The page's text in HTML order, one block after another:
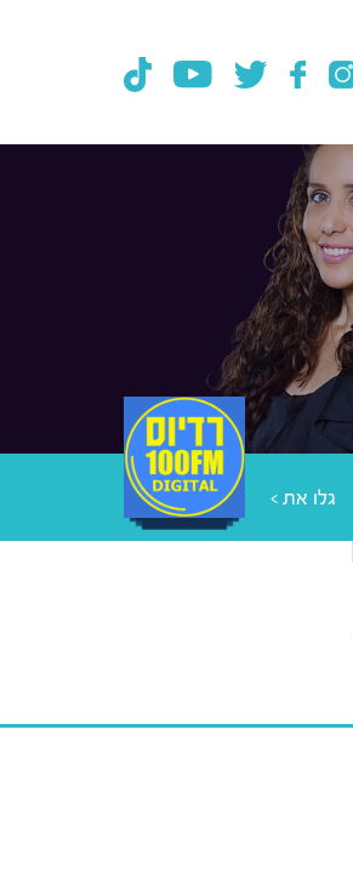
גלו את >